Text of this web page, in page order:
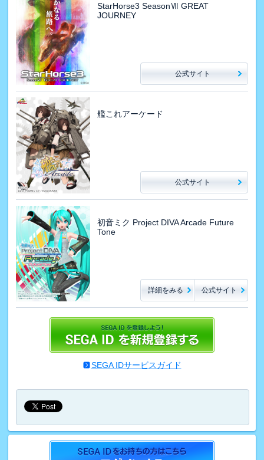
StarHorse3 SeasonⅦ GREAT
JOURNEY
公式サイト
艦これアーケード
公式サイト
初音ミク Project DIVA Arcade Future
Tone
詳細をみる 公式サイト
SEGA IDサービスガイド